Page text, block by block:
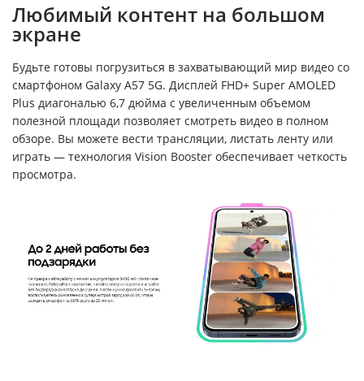
Любимый контент на большом
экране
Будьте готовы погрузиться в захватывающий мир видео со
смартфоном Galaxy A57 5G. Дисплей FHD+ Super AMOLED
Plus диагональю 6,7 дюйма с увеличенным объемом
полезной площади позволяет смотреть видео в полном
обзоре. Вы можете вести трансляции, листать ленту или
играть — технология Vision Booster обеспечивает четкость
просмотра.